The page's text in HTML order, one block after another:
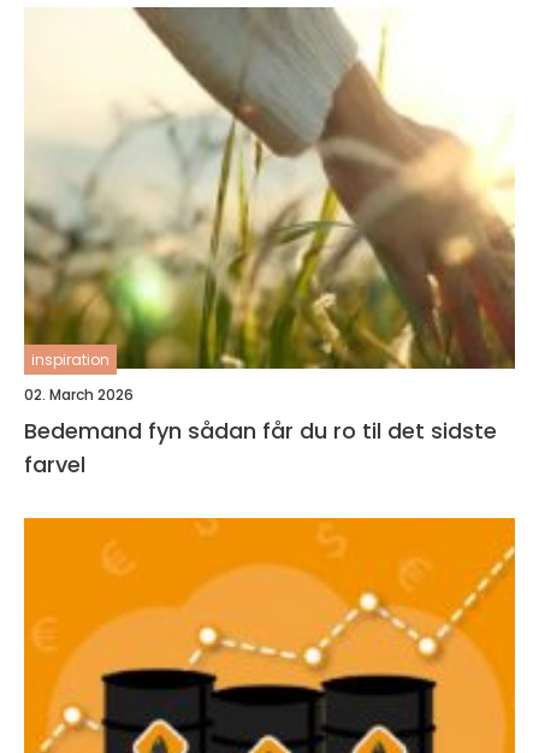
inspiration
02. March 2026
Bedemand fyn sådan får du ro til det sidste
farvel